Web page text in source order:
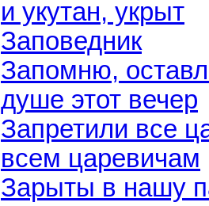
и укутан, укрыт
Заповедник
Запомню,
душе этот вечер
Запретили все
всем царевичам
Зарыты в нашу